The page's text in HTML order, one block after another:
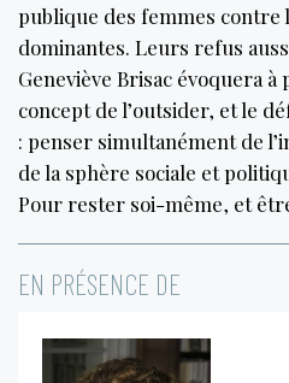
publique des femmes contre
dominantes. Leurs refus
Geneviève Brisac évoquera
concept de l’outsider, et le
: penser simultanément de
de la sphère sociale et
Pour rester soi-même, et
EN PRÉSENCE DE